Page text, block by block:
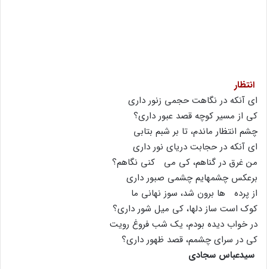
انتظار
اى آنکه در نگاهت حجمى زنور دارى
کى از مسیر کوچه قصد عبور دارى؟
چشم انتظار ماندم، تا بر شبم بتابى
اى آنکه در حجابت دریاى نور دارى
من غرق در گناهم، کى مى کنى نگاهم؟
برعکس چشمهایم چشمى صبور دارى
از پرده ها برون شد، سوز نهانى ما
کوک است ساز دلها، کى میل شور دارى؟
در خواب دیده بودم، یک شب فروغ رویت
کى در سراى چشمم، قصد ظهور دارى؟
سیدعباس سجادى